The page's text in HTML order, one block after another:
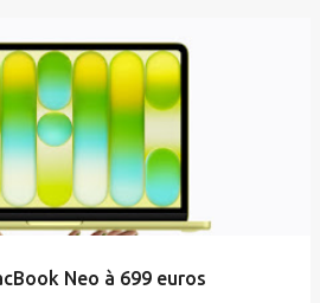
Neo à 699 euros